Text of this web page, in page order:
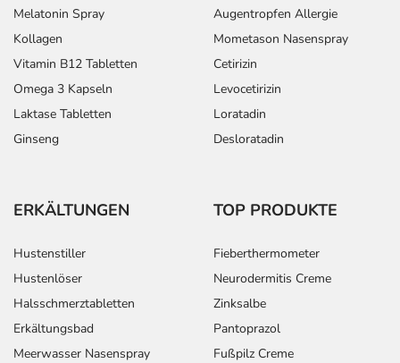
Melatonin Spray
Kollagen
Vitamin B12 Tabletten
Omega 3 Kapseln
Laktase Tabletten
Ginseng
Augentropfen Allergie
Mometason Nasenspray
Cetirizin
Levocetirizin
Loratadin
Desloratadin
ERKÄLTUNGEN
Hustenstiller
Hustenlöser
Halsschmerztabletten
Erkältungsbad
Meerwasser Nasenspray
TOP PRODUKTE
Fieberthermometer
Neurodermitis Creme
Zinksalbe
Pantoprazol
Fußpilz Creme